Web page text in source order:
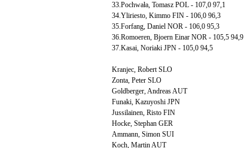
33.Pochwała, Tomasz POL - 107,0 97,1
34.Yliriesto, Kimmo FIN - 106,0 96,3
35.Forfang, Daniel NOR - 106,0 95,3
36.Romoeren, Bjoern Einar NOR - 105,5 94,9
37.Kasai, Noriaki JPN - 105,0 94,5
Kranjec, Robert SLO
Zonta, Peter SLO
Goldberger, Andreas AUT
Funaki, Kazuyoshi JPN
Jussilainen, Risto FIN
Hocke, Stephan GER
Ammann, Simon SUI
Koch, Martin AUT